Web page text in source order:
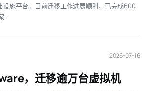
施平台。目前迁移工作进展顺利，已完成600
...
2026-07-16
，迁移逾万台虚拟机